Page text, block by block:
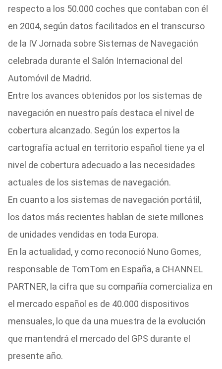
respecto a los 50.000 coches que contaban con él
en 2004, según datos facilitados en el transcurso
de la IV Jornada sobre Sistemas de Navegación
celebrada durante el Salón Internacional del
Automóvil de Madrid.
Entre los avances obtenidos por los sistemas de
navegación en nuestro país destaca el nivel de
cobertura alcanzado. Según los expertos la
cartografía actual en territorio español tiene ya el
nivel de cobertura adecuado a las necesidades
actuales de los sistemas de navegación.
En cuanto a los sistemas de navegación portátil,
los datos más recientes hablan de siete millones
de unidades vendidas en toda Europa.
En la actualidad, y como reconoció Nuno Gomes,
responsable de TomTom en España, a CHANNEL
PARTNER, la cifra que su compañía comercializa en
el mercado español es de 40.000 dispositivos
mensuales, lo que da una muestra de la evolución
que mantendrá el mercado del GPS durante el
presente año.